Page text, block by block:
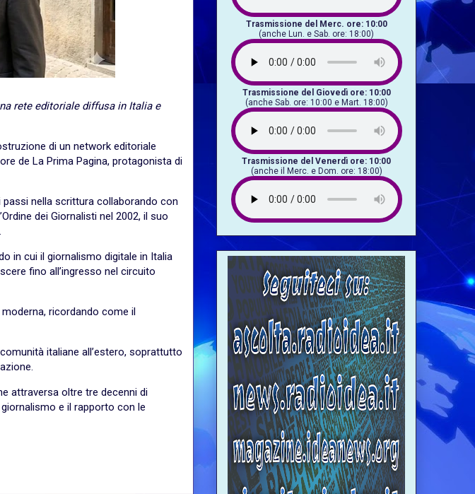
rete editoriale diffusa in Italia e
di un network editoriale
de La Prima Pagina, protagonista di
passi nella scrittura collaborando con
dei Giornalisti nel 2002, il suo
in cui il giornalismo digitale in Italia
fino all’ingresso nel circuito
ricordando come il
italiane all’estero, soprattutto
attraversa oltre tre decenni di
e il rapporto con le
Trasmissione del Merc. ore: 10:00
(anche Lun. e Sab. ore: 18:00)
Trasmissione del Giovedì ore: 10:00
(anche Sab. ore: 10:00 e Mart. 18:00)
Trasmissione del Venerdì ore: 10:00
(anche il Merc. e Dom. ore: 18:00)